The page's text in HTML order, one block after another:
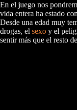
En el juego nos
vida entera ha estado
Desde una edad muy
drogas, el sexo y el
sentir más que el resto